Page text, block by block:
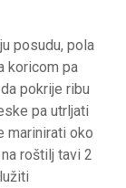
posudu, pola
koricom pa
pokrije ribu
pa utrljati
marinirati oko
roštilj tavi 2